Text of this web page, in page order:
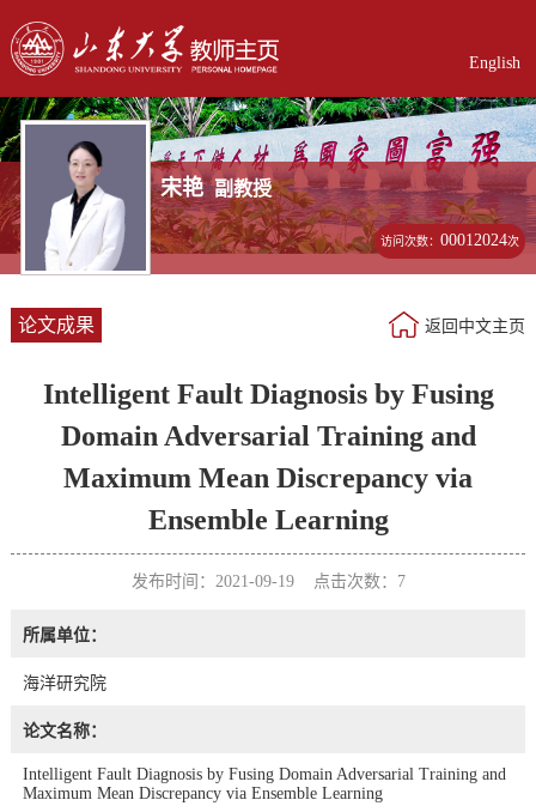
English
宋艳 副教授
访问次数：00012024次
论文成果 返回中文主页
Intelligent Fault Diagnosis by Fusing
Domain Adversarial Training and
Maximum Mean Discrepancy via
Ensemble Learning
发布时间：2021-09-19 点击次数： 7
所属单位：
海洋研究院
论文名称：
Intelligent Fault Diagnosis by Fusing Domain Adversarial Training and
Maximum Mean Discrepancy via Ensemble Learning